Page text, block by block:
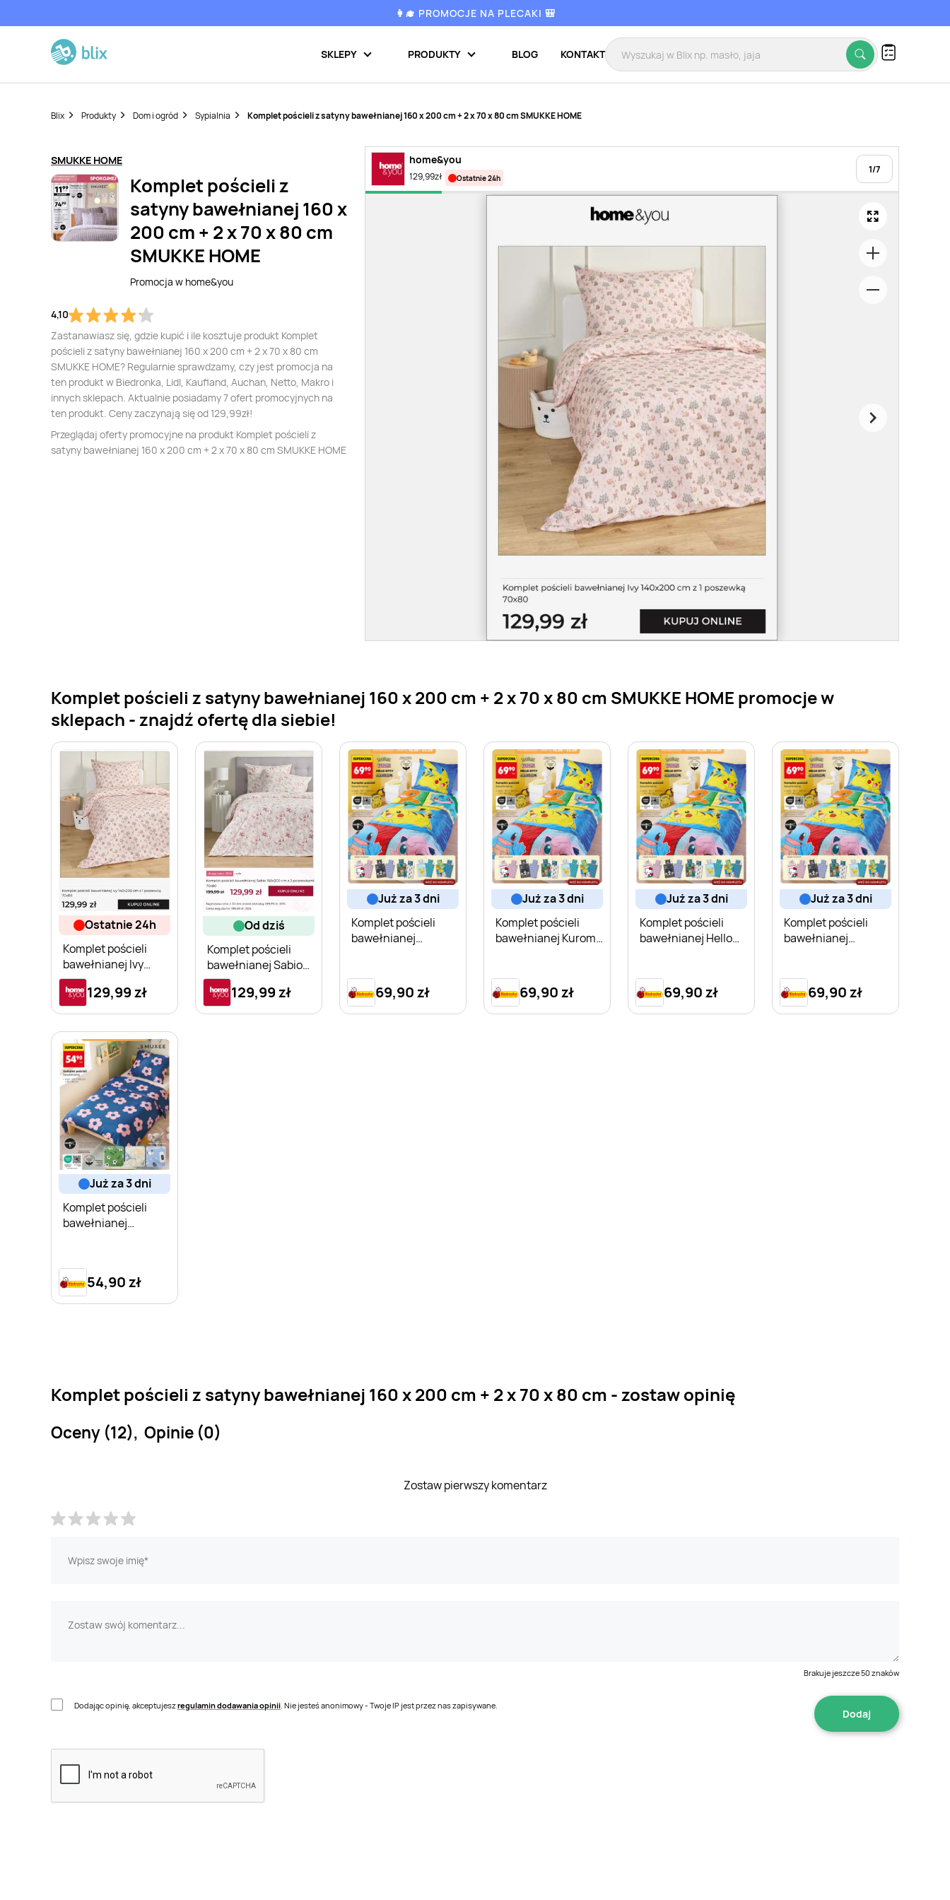
👩‍🎓 PROMOCJE NA PLECAKI 🎒
SKLEPY PRODUKTY BLOG KONTAKT
Blix Produkty Dom i ogród Sypialnia Komplet pościeli z satyny bawełnianej 160 x 200 cm + 2 x 70 x 80 cm SMUKKE HOME
SMUKKE HOME
Komplet pościeli z
satyny bawełnianej 160 x
200 cm + 2 x 70 x 80 cm
SMUKKE HOME
Promocja w home&you
4,10
Zastanawiasz się, gdzie kupić i ile kosztuje produkt Komplet
pościeli z satyny bawełnianej 160 x 200 cm + 2 x 70 x 80 cm
SMUKKE HOME? Regularnie sprawdzamy, czy jest promocja na
ten produkt w Biedronka, Lidl, Kaufland, Auchan, Netto, Makro i
innych sklepach. Aktualnie posiadamy 7 ofert promocyjnych na
ten produkt. Ceny zaczynają się od 129,99zł!
Przeglądaj oferty promocyjne na produkt Komplet pościeli z
satyny bawełnianej 160 x 200 cm + 2 x 70 x 80 cm SMUKKE HOME
home&you
129,99zł ostatnie 24h
1/7
Komplet pościeli z satyny bawełnianej 160 x 200 cm + 2 x 70 x 80 cm SMUKKE HOME promocje w
sklepach - znajdź ofertę dla siebie!
ostatnie 24h
Komplet pościeli
bawełnianej Ivy
140x200 cm z 1
poszewką 70x80 cm
home&you
129,99 zł
od dziś
Komplet pościeli
bawełnianej Sabio
160x200 cm z 2
poszewkami 70x80
cm
129,99 zł
już za 3 dni
Komplet pościeli
bawełnianej
69,90 zł
już za 3 dni
Komplet pościeli
bawełnianej Kuromi
69,90 zł
już za 3 dni
Komplet pościeli
bawełnianej Hello
69,90 zł
już za 3 dni
Komplet pościeli
bawełnianej
69,90 zł
już za 3 dni
Komplet pościeli
bawełnianej
54,90 zł
Komplet pościeli z satyny bawełnianej 160 x 200 cm + 2 x 70 x 80 cm - zostaw opinię
Oceny (12), Opinie (0)
Zostaw pierwszy komentarz
Brakuje jeszcze50 znaków
Dodając opinię, akceptujeszregulamin dodawania opinii. Nie jesteś anonimowy - Twoje IP jest przez nas zapisywane.